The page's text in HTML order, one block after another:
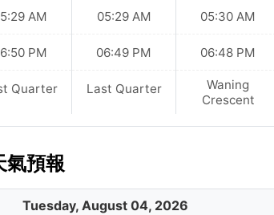
AM
PM
Quarter
05:29 AM
06:49 PM
Last Quarter
05:30 AM
06:48 PM
Waning
Crescent
氣預報
Tuesday, August 04, 2026